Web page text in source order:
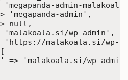
'megapanda-admin-
'megapanda-admin',
null,
'malakoala.si/wp-admin',
'https://malakoala.si/wp-
=> 'malakoala.si/wp-